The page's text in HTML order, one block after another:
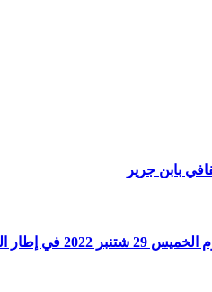
بابن جرير
جماعة ابوبو